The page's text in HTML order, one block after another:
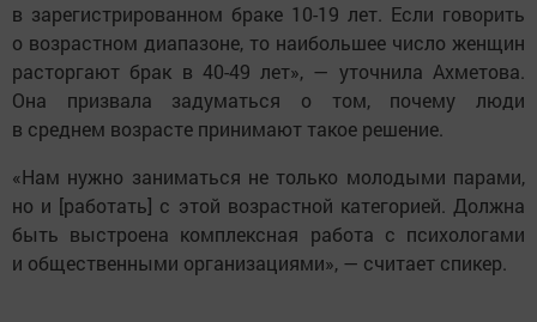
в зарегистрированном браке 10-19 лет. Если говорить
о возрастном диапазоне, то наибольшее число женщин
расторгают брак в 40-49 лет», — уточнила Ахметова.
Она призвала задуматься о том, почему люди
в среднем возрасте принимают такое решение.
«Нам нужно заниматься не только молодыми парами,
но и [работать] с этой возрастной категорией. Должна
быть выстроена комплексная работа с психологами
и общественными организациями», — считает спикер.